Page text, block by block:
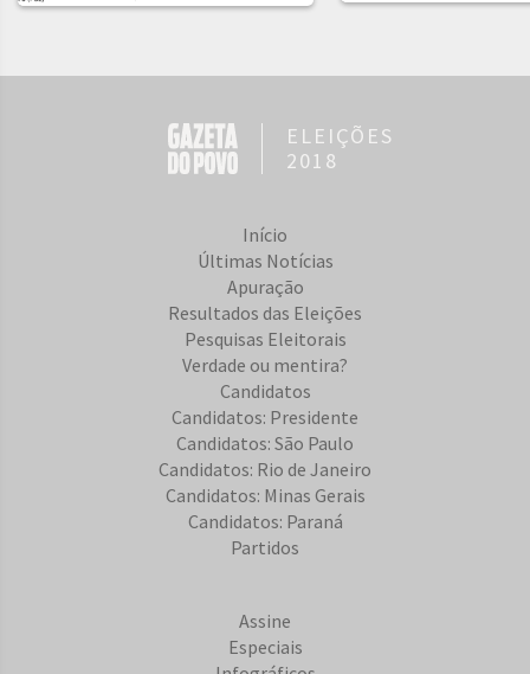
ELEIÇÕES
2018
Início
Últimas Notícias
Apuração
Resultados das Eleições
Pesquisas Eleitorais
Verdade ou mentira?
Candidatos
Candidatos: Presidente
Candidatos: São Paulo
Candidatos: Rio de Janeiro
Candidatos: Minas Gerais
Candidatos: Paraná
Partidos
Assine
Especiais